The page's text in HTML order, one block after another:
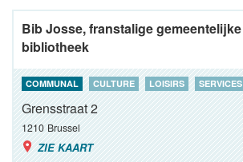
Bib Josse, franstalige gemeentelijke
bibliotheek
COMMUNAL CULTURE LOISIRS SERVICES
Grensstraat 2
1210 Brussel
ZIE KAART